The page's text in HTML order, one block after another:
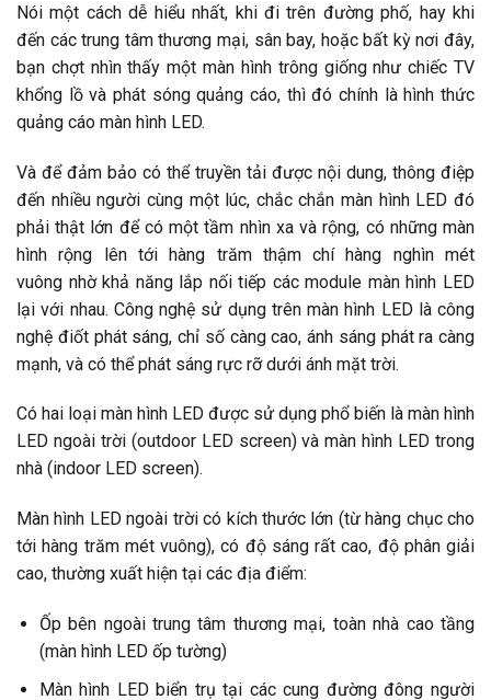
Nói một cách dễ hiểu nhất, khi đi trên đường phố, hay khi
đến các trung tâm thương mại, sân bay, hoặc bất kỳ nơi đây,
bạn chợt nhìn thấy một màn hình trông giống như chiếc TV
khổng lồ và phát sóng quảng cáo, thì đó chính là hình thức
quảng cáo màn hình LED.
Và để đảm bảo có thể truyền tải được nội dung, thông điệp
đến nhiều người cùng một lúc, chắc chắn màn hình LED đó
phải thật lớn để có một tầm nhìn xa và rộng, có những màn
hình rộng lên tới hàng trăm thậm chí hàng nghìn mét
vuông nhờ khả năng lắp nối tiếp các module màn hình LED
lại với nhau. Công nghệ sử dụng trên màn hình LED là công
nghệ điốt phát sáng, chỉ số càng cao, ánh sáng phát ra càng
mạnh, và có thể phát sáng rực rỡ dưới ánh mặt trời.
Có hai loại màn hình LED được sử dụng phổ biến là màn hình
LED ngoài trời (outdoor LED screen) và màn hình LED trong
nhà (indoor LED screen).
Màn hình LED ngoài trời có kích thước lớn (từ hàng chục cho
tới hàng trăm mét vuông), có độ sáng rất cao, độ phân giải
cao, thường xuất hiện tại các địa điểm:
Ốp bên ngoài trung tâm thương mại, toàn nhà cao tầng
(màn hình LED ốp tường)
Màn hình LED biển trụ tại các cung đường đông người